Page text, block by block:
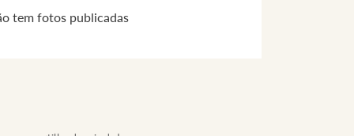
tem fotos publicadas